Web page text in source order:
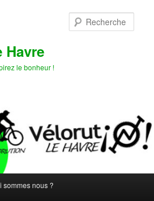
Havre
le bonheur !
sommes nous ?